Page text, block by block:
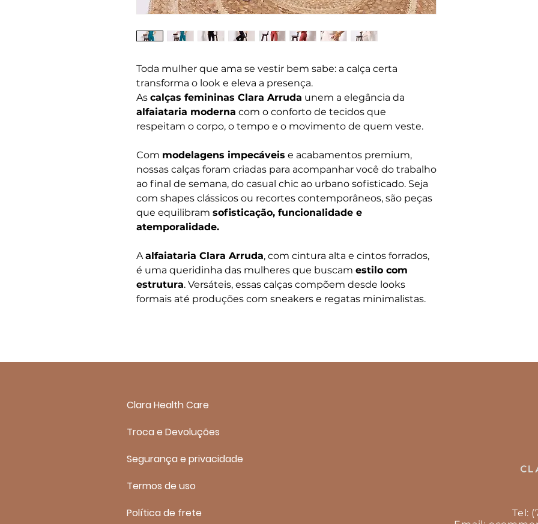
Toda mulher que ama se vestir bem sabe: a calça certa
transforma o look e eleva a presença.
As calças femininas Clara Arruda unem a elegância da
alfaiataria moderna com o conforto de tecidos que
respeitam o corpo, o tempo e o movimento de quem veste.
Com modelagens impecáveis e acabamentos premium,
nossas calças foram criadas para acompanhar você do trabalho
ao final de semana, do casual chic ao urbano sofisticado. Seja
com shapes clássicos ou recortes contemporâneos, são peças
que equilibram sofisticação, funcionalidade e
atemporalidade.
A alfaiataria Clara Arruda, com cintura alta e cintos forrados,
é uma queridinha das mulheres que buscam estilo com
estrutura. Versáteis, essas calças compõem desde looks
formais até produções com sneakers e regatas minimalistas.
Clara Health Care
Troca e Devoluções
Segurança e privacidade
Termos de uso
Política de frete
Tel: